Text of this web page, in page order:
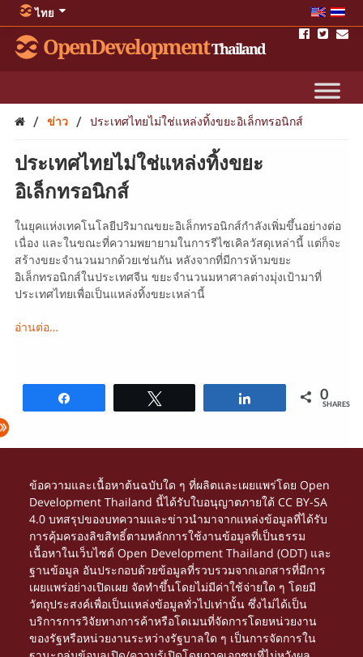
ไทย
OpenDevelopmentThailand
/ ข่าว / ประเทศไทยไม่ใช่แหล่งทิ้งขยะอิเล็กทรอนิกส์
ประเทศไทยไม่ใช่แหล่งทิ้งขยะ
อิเล็กทรอนิกส์
ในยุคแห่งเทคโนโลยีปริมาณขยะอิเล็กทรอนิกส์กำลังเพิ่มขึ้นอย่างต่อ
เนื่อง และในขณะที่ความพยายามในการรีไซเคิลวัสดุเหล่านี้ แต่ก็จะ
สร้างขยะจำนวนมากด้วยเช่นกัน หลังจากที่มีการห้ามขยะ
อิเล็กทรอนิกส์ในประเทศจีน ขยะจำนวนมหาศาลต่างมุ่งเป้ามาที่
ประเทศไทยเพื่อเป็นแหล่งทิ้งขยะเหล่านี้
อ่านต่อ…
0
SHARES
ข้อความและเนื้อหาต้นฉบับใด ๆ ที่ผลิตและเผยแพร่โดย Open
Development Thailand นี้ได้รับใบอนุญาตภายใต้CC BY-SA
4.0 บทสรุปของบทความและข่าวนำมาจากแหล่งข้อมูลที่ได้รับ
การคุ้มครองลิขสิทธิ์ตามหลักการใช้งานข้อมูลที่เป็นธรรม
เนื้อหาในเว็บไซต์ Open Development Thailand (ODT) และ
ฐานข้อมูล อันประกอบด้วยข้อมูลที่รวบรวมจากเอกสารที่มีการ
เผยแพร่อย่างเปิดเผย จัดทำขึ้นโดยไม่มีค่าใช้จ่ายใด ๆ โดยมี
วัตถุประสงค์เพื่อเป็นแหล่งข้อมูลทั่วไปเท่านั้น ซึ่งไม่ได้เป็น
บริการการวิจัยทางการค้าหรือโดเมนที่จัดการโดยหน่วยงาน
ของรัฐหรือหน่วยงานระหว่างรัฐบาลใด ๆ เป็นการจัดการใน